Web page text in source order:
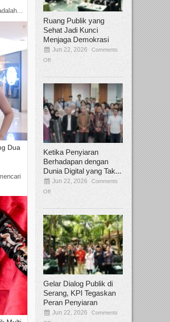
Dua
Ruang Publik yang
Sehat Jadi Kunci
Menjaga Demokrasi
Jun 22, 2026
Comments
Off
Ketika Penyiaran
Berhadapan dengan
Dunia Digital yang Tak...
Jun 22, 2026
Comments
Off
Gelar Dialog Publik di
Serang, KPI Tegaskan
Peran Penyiaran
Jun 22, 2026
Comments